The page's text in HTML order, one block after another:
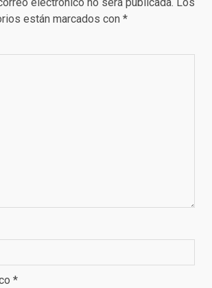
están marcados con *
*